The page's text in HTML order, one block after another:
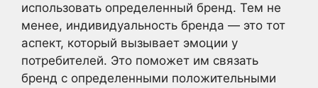
использовать определенный бренд. Тем не
менее, индивидуальность бренда — это тот
аспект, который вызывает эмоции у
потребителей. Это поможет им связать
бренд с определенными положительными